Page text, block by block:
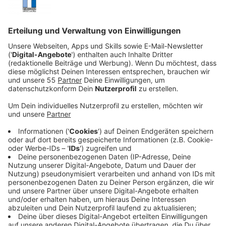
Anzeige
Was gehört in den Notfallvorrat - und warum
vorsorgen wichtig ist
Anzeige
Sirenen, Warn-Apps, Probealarme - viele kennen das
Geräusch, doch im Ernstfall zählt mehr als nur ein
Signal: Wer vorbereitet ist, schützt sich und andere
besser. DasBundesamt für Bevölkerungsschutz und
Katastrophenhilfe(BBK) empfiehlt deshalb, frühzeitig
einen Notfallvorrat anzulegen.
Der Begriff "Notfallvorrat" klingt zwar dramatisch,
meint aber einfache, lebenswichtige Dinge: sauberes
Trinkwasser, haltbare Lebensmittel, Hygieneartikel,